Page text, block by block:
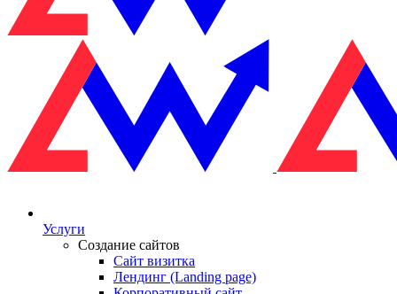
Услуги
Создание сайтов
Сайт визитка
Лендинг (Landing page)